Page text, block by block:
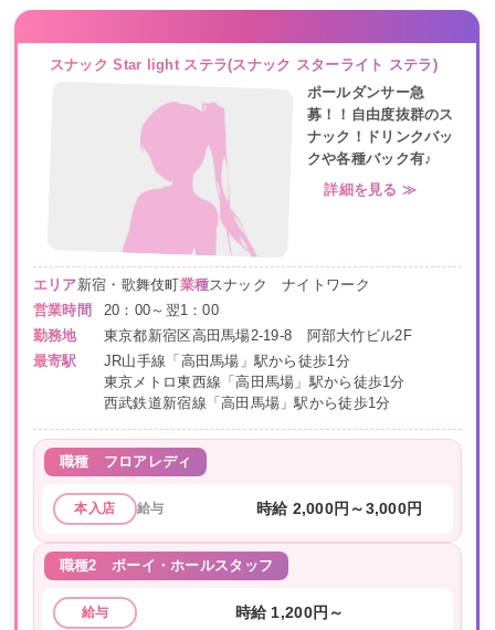
スナック Star light ステラ(スナック スターライト ステラ)
ポールダンサー急
募！！自由度抜群のス
ナック！ドリンクバッ
クや各種バック有♪
詳細を見る ≫
エリア新宿・歌舞伎町業種スナック ナイトワーク
営業時間
20：00～翌1：00
勤務地
東京都新宿区高田馬場2-19-8 阿部大竹ビル2F
最寄駅
JR山手線「高田馬場」駅から徒歩1分
東京メトロ東西線「高田馬場」駅から徒歩1分
西武鉄道新宿線「高田馬場」駅から徒歩1分
職種 フロアレディ
本入店 給与 時給 2,000円～3,000円
職種2 ボーイ・ホールスタッフ
給与 時給 1,200円～